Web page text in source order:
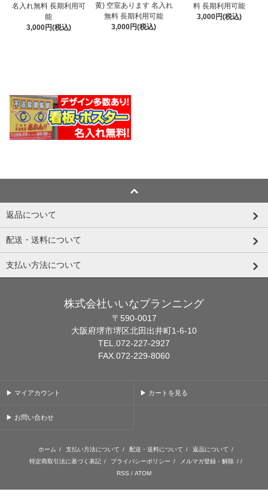
名入れ無料 長期利用可
能
3,000円(税込)
黄) 空室あります 名入れ
無料 長期利用可能
3,000円(税込)
料 長期利用可能
3,000円(税込)
返品について
配送・送料について
支払い方法について
株式会社いいなプランニング
〒590-0017
大阪府堺市堺区北田出井町1-6-10
TEL.072-227-2927
FAX.072-229-8060
▶ マイアカウント ▶ カートを見る
▶ お問い合わせ
ホーム / 支払い方法について / 配送・送料について / 返品について /
特定商取引法に基づく表記 / プライバシーポリシー / メルマガ登録・解除 / /
RSS / ATOM